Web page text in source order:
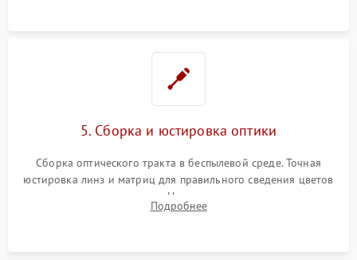
5. Сборка и юстировка оптики
Сборка оптического тракта в беспылевой среде. Точная
юстировка линз и матриц для правильного сведения цветов
и устранения размытия. Надежное подключение всех
шлейфов, установка датчиков и закрытие корпуса
Подробнее